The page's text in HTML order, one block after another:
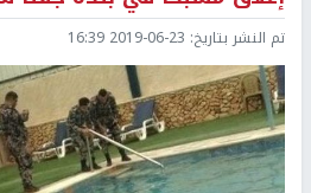
تم النشر بتاريخ: 2019-06-23 16:39